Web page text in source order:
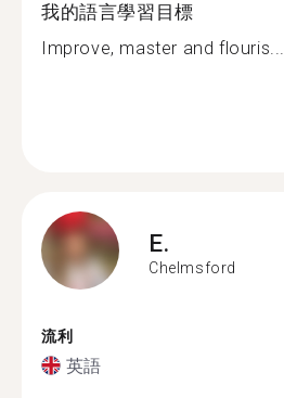
我的語言學習目標
Improve, master and flouris...
E.
Chelmsford
流利
英語